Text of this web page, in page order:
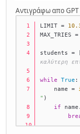
Αντιγράφω απο GPT
LIMIT =
MAX_TRIES
καλύτερη
while True :
name =
" )
if